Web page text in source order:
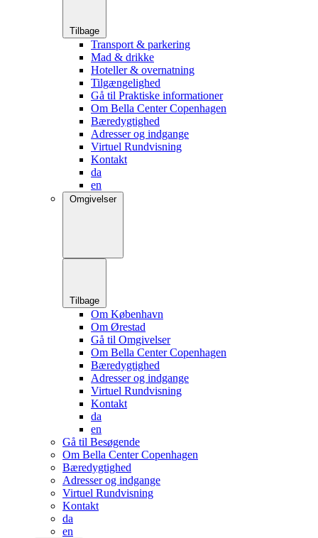
Tilbage
Transport & parkering
Mad & drikke
Hoteller & overnatning
Tilgængelighed
Gå til Praktiske informationer
Om Bella Center Copenhagen
Bæredygtighed
Adresser og indgange
Virtuel Rundvisning
Kontakt
da
en
Omgivelser
Tilbage
Om København
Om Ørestad
Gå til Omgivelser
Om Bella Center Copenhagen
Bæredygtighed
Adresser og indgange
Virtuel Rundvisning
Kontakt
da
en
Gå til Besøgende
Om Bella Center Copenhagen
Bæredygtighed
Adresser og indgange
Virtuel Rundvisning
Kontakt
da
en